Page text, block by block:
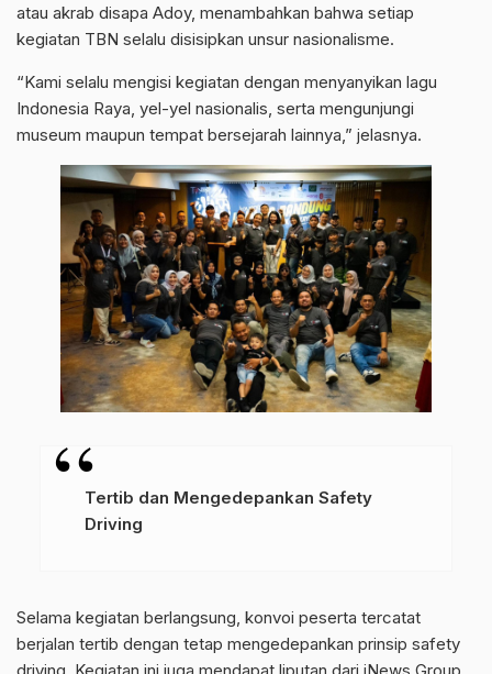
atau akrab disapa Adoy, menambahkan bahwa setiap
kegiatan TBN selalu disisipkan unsur nasionalisme.
“Kami selalu mengisi kegiatan dengan menyanyikan lagu
Indonesia Raya, yel-yel nasionalis, serta mengunjungi
museum maupun tempat bersejarah lainnya,” jelasnya.
Tertib dan Mengedepankan Safety
Driving
Selama kegiatan berlangsung, konvoi peserta tercatat
berjalan tertib dengan tetap mengedepankan prinsip safety